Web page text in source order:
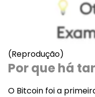
(Reprodução)
Por que há
O Bitcoin foi a